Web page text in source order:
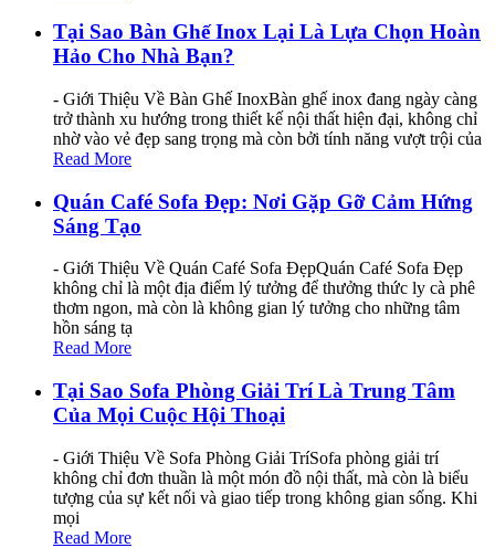
Tại Sao Bàn Ghế Inox Lại Là Lựa Chọn Hoàn
Hảo Cho Nhà Bạn?
- Giới Thiệu Về Bàn Ghế InoxBàn ghế inox đang ngày càng
trở thành xu hướng trong thiết kế nội thất hiện đại, không chỉ
nhờ vào vẻ đẹp sang trọng mà còn bởi tính năng vượt trội của
Read More
Quán Café Sofa Đẹp: Nơi Gặp Gỡ Cảm Hứng
Sáng Tạo
- Giới Thiệu Về Quán Café Sofa ĐẹpQuán Café Sofa Đẹp
không chỉ là một địa điểm lý tưởng để thưởng thức ly cà phê
thơm ngon, mà còn là không gian lý tưởng cho những tâm
hồn sáng tạ
Read More
Tại Sao Sofa Phòng Giải Trí Là Trung Tâm
Của Mọi Cuộc Hội Thoại
- Giới Thiệu Về Sofa Phòng Giải TríSofa phòng giải trí
không chỉ đơn thuần là một món đồ nội thất, mà còn là biểu
tượng của sự kết nối và giao tiếp trong không gian sống. Khi
mọi
Read More